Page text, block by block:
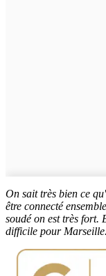
On sait très bien ce
être connecté
soudé on est très fort.
difficile pour